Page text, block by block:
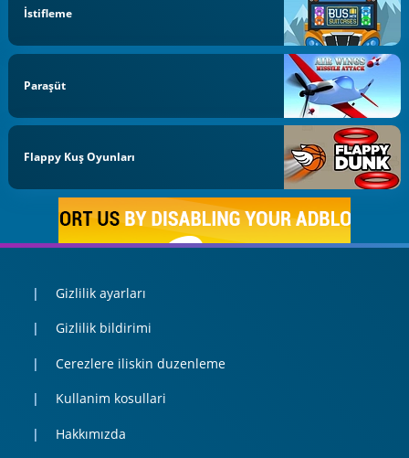
İstifleme
Paraşüt
Flappy Kuş Oyunları
Gizlilik ayarları
Gizlilik bildirimi
Cerezlere iliskin duzenleme
Kullanim kosullari
Hakkımızda